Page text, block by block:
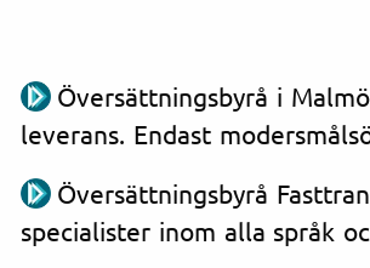
Översättningsbyrå i
leverans. Endast
Översättningsbyrå
specialister inom alla språk